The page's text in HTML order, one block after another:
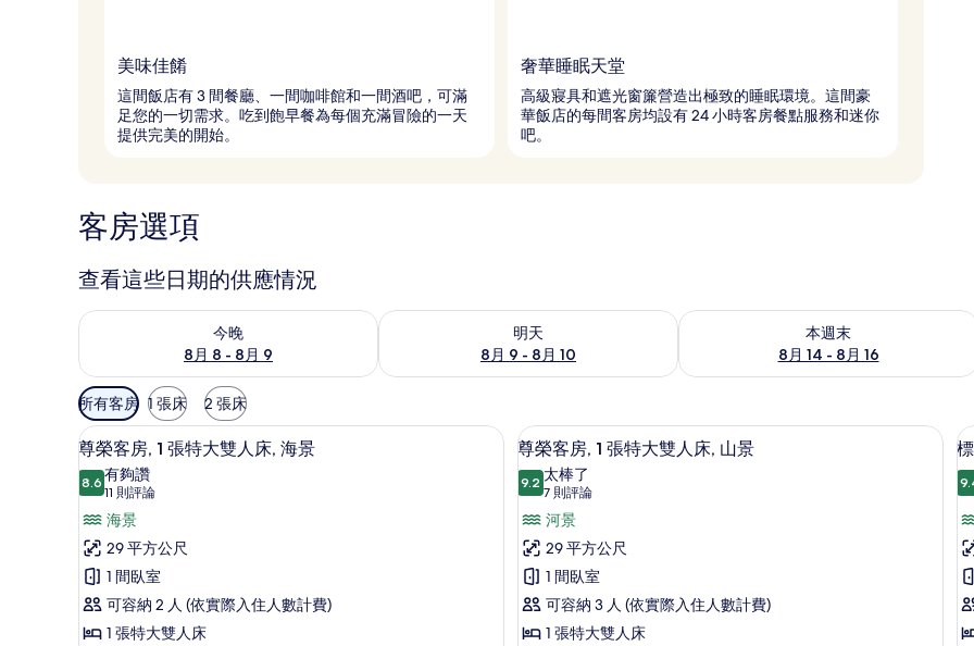
美味佳餚
這間飯店有 3 間餐廳、一間咖啡館和一間酒吧，可滿
足您的一切需求。吃到飽早餐為每個充滿冒險的一天
提供完美的開始。
奢華睡眠天堂
高級寢具和遮光窗簾營造出極致的睡眠環境。這間豪
華飯店的每間客房均設有 24 小時客房餐點服務和迷你
吧。
客房選項
查看這些日期的供應情況
今晚
8月 8 - 8月 9
查看今晚 (8月 8 - 8月 9) 的供應情況
明天
8月 9 - 8月 10
查看明天 (8月 9 - 8月 10) 的供應情況
本週末
8月 14 - 8月 16
查看本週末 (8月 14 - 8月 16) 的供應情
可
用
的
客
房
篩
選
條
件
所有客房 1 張床 2 張床
顯
示
尊
榮
客
房,
1
張
高級寢具、迷你吧、客房內保險箱、書桌
10
尊榮客房, 1 張特大雙人床, 海景
8.68.6 分，滿分 10 分
有夠讚
11 則評論
(11
則
評
論)
海景
29 平方公尺
1 間臥室
可容納 2 人 (依實際入住人數計費)
1 張特大雙人床
顯
示
尊
榮
客
房,
1
張
高級寢具、迷你吧、客房內保險箱、書桌
10
尊榮客房, 1 張特大雙人床, 山景
9.29.2 分，滿分 10 分
太棒了
7 則評論
(7
則
評
論)
河景
29 平方公尺
1 間臥室
可容納 3 人 (依實際入住人數計費)
1 張特大雙人床
1